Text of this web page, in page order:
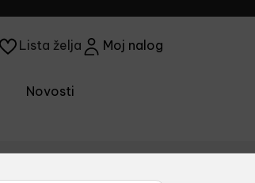
Moj nalog
Lista želja
Novosti